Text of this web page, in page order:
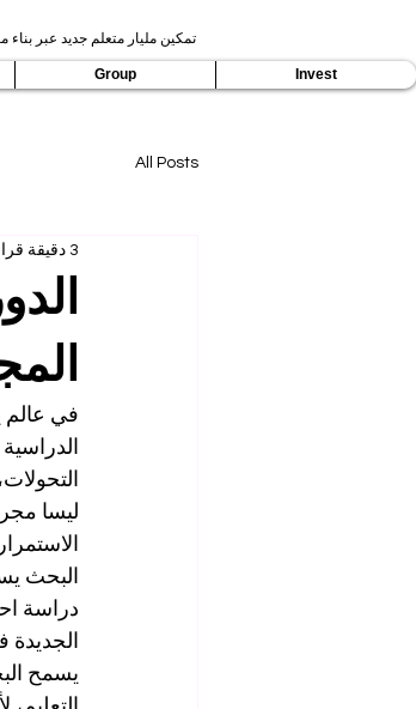
تمكين مليار متعلم جديد عبر بناء
Group Invest
All Posts
3 دقيقة قراءة
في عالم
ليسا
البحث
دراسة
الجديدة
يسمح